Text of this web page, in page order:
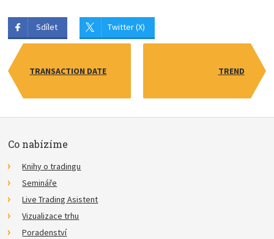
Sdílet Twitter (X)
TRANSACTION DATE TREND
Co nabízíme
Knihy o tradingu
Semináře
Live Trading Asistent
Vizualizace trhu
Poradenství